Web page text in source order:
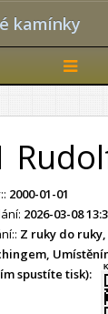
kamínky
Toggle
2000-01-01
2026-03-08
Z ruky do
spustíte tisk):